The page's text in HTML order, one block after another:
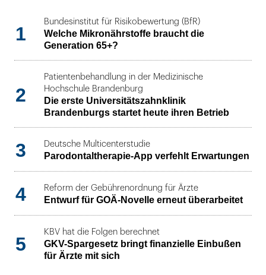
1
Bundesinstitut für Risikobewertung (BfR)
Welche Mikronährstoffe braucht die
Generation 65+?
2
Patientenbehandlung in der Medizinische
Hochschule Brandenburg
Die erste Universitätszahnklinik
Brandenburgs startet heute ihren Betrieb
3 Deutsche Multicenterstudie
Parodontaltherapie-App verfehlt Erwartungen
4 Reform der Gebührenordnung für Ärzte
Entwurf für GOÄ-Novelle erneut überarbeitet
5
KBV hat die Folgen berechnet
GKV-Spargesetz bringt finanzielle Einbußen
für Ärzte mit sich